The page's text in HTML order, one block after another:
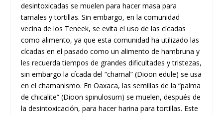
desintoxicadas se muelen para hacer masa para
tamales y tortillas. Sin embargo, en la comunidad
vecina de los Teneek, se evita el uso de las cícadas
como alimento, ya que esta comunidad ha utilizado las
cícadas en el pasado como un alimento de hambruna y
les recuerda tiempos de grandes dificultades y tristezas,
sin embargo la cícada del “chamal” (Dioon edule) se usa
en el chamanismo. En Oaxaca, las semillas de la “palma
de chicalite” (Dioon spinulosum) se muelen, después de
la desintoxicación, para hacer harina para tortillas. Este